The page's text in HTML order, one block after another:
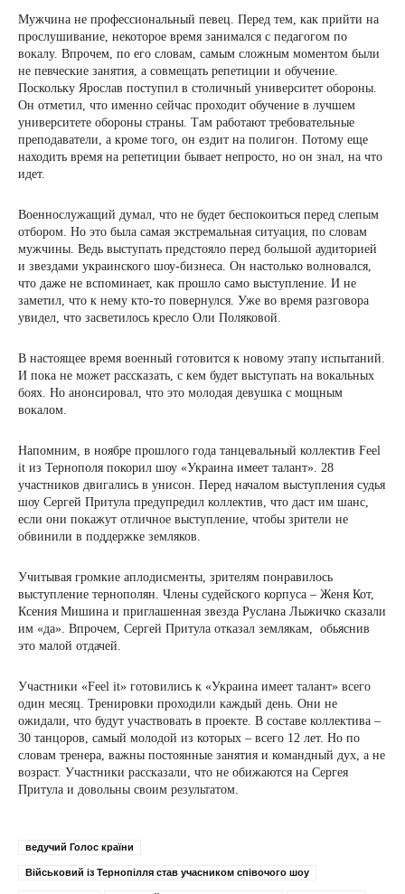
Мужчина не профессиональный певец. Перед тем, как прийти на
прослушивание, некоторое время занимался с педагогом по
вокалу. Впрочем, по его словам, самым сложным моментом были
не певческие занятия, а совмещать репетиции и обучение.
Поскольку Ярослав поступил в столичный университет обороны.
Он отметил, что именно сейчас проходит обучение в лучшем
университете обороны страны. Там работают требовательные
преподаватели, а кроме того, он ездит на полигон. Потому еще
находить время на репетиции бывает непросто, но он знал, на что
идет.
Военнослужащий думал, что не будет беспокоиться перед слепым
отбором. Но это была самая экстремальная ситуация, по словам
мужчины. Ведь выступать предстояло перед большой аудиторией
и звездами украинского шоу-бизнеса. Он настолько волновался,
что даже не вспоминает, как прошло само выступление. И не
заметил, что к нему кто-то повернулся. Уже во время разговора
увидел, что засветилось кресло Оли Поляковой.
В настоящее время военный готовится к новому этапу испытаний.
И пока не может рассказать, с кем будет выступать на вокальных
боях. Но анонсировал, что это молодая девушка с мощным
вокалом.
Напомним, в ноябре прошлого года танцевальный коллектив Feel
it из Тернополя покорил шоу «Украина имеет талант». 28
участников двигались в унисон. Перед началом выступления судья
шоу Сергей Притула предупредил коллектив, что даст им шанс,
если они покажут отличное выступление, чтобы зрители не
обвинили в поддержке земляков.
Учитывая громкие аплодисменты, зрителям понравилось
выступление тернополян. Члены судейского корпуса – Женя Кот,
Ксения Мишина и приглашенная звезда Руслана Лыжичко сказали
им «да». Впрочем, Сергей Притула отказал землякам, обьяснив
это малой отдачей.
Участники «Feel it» готовились к «Украина имеет талант» всего
один месяц. Тренировки проходили каждый день. Они не
ожидали, что будут участвовать в проекте. В составе коллектива –
30 танцоров, самый молодой из которых – всего 12 лет. Но по
словам тренера, важны постоянные занятия и командный дух, а не
возраст. Участники рассказали, что не обижаются на Сергея
Притула и довольны своим результатом.
ведучий Голос країни
Військовий із Тернопілля став учасником співочого шоу